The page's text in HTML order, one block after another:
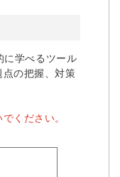
に学べるツール
の把握、対策
ください。